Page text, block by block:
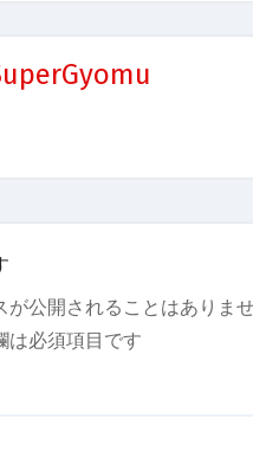
が公開されることはありませ
は必須項目です